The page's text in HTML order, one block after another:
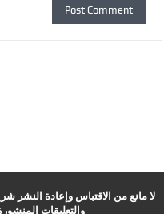
لا مانع من الاقتباس وإعادة النشر
والتعليقات